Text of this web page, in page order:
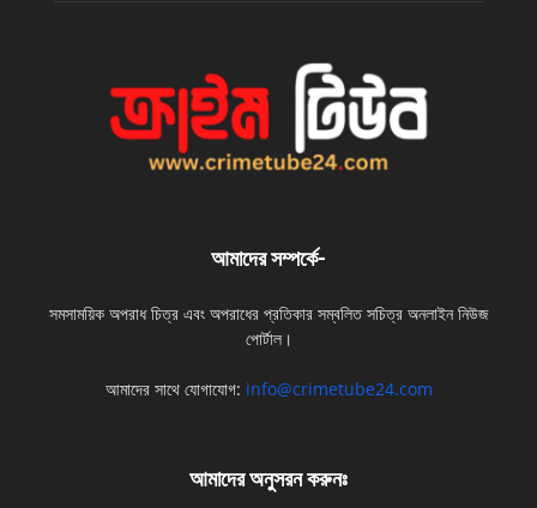
আমাদের সম্পর্কে-
সমসাময়িক অপরাধ চিত্র এবং অপরাধের প্রতিকার সম্বলিত সচিত্র অনলাইন নিউজ
পোর্টাল।
আমাদের সাথে যোগাযোগ: info@crimetube24.com
আমাদের অনুসরন করুনঃ